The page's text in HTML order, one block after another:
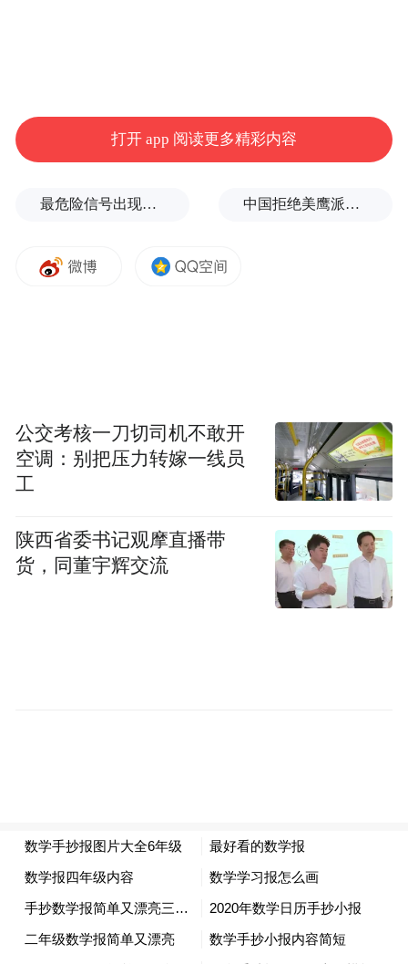
打开 app 阅读更多精彩内容
最危险信号出现！全球能源大动脉岌岌可危 中国拒绝美鹰派副防长访华？弦外之音被热议
公交考核一刀切司机不敢开
空调：别把压力转嫁一线员
工
陕西省委书记观摩直播带
货，同董宇辉交流